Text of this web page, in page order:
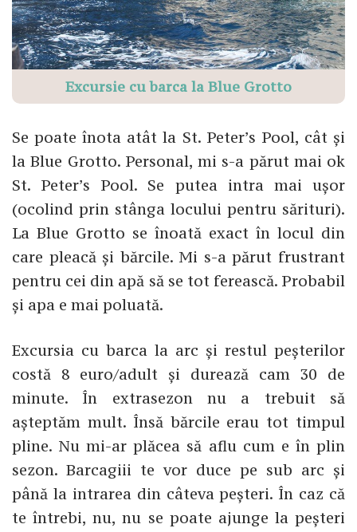
Excursie cu barca la Blue Grotto
Se poate înota atât la St. Peter’s Pool, cât și
la Blue Grotto. Personal, mi s-a părut mai ok
St. Peter’s Pool. Se putea intra mai ușor
(ocolind prin stânga locului pentru sărituri).
La Blue Grotto se înoată exact în locul din
care pleacă și bărcile. Mi s-a părut frustrant
pentru cei din apă să se tot ferească. Probabil
și apa e mai poluată.
Excursia cu barca la arc și restul peșterilor
costă 8 euro/adult și durează cam 30 de
minute. În extrasezon nu a trebuit să
așteptăm mult. Însă bărcile erau tot timpul
pline. Nu mi-ar plăcea să aflu cum e în plin
sezon. Barcagiii te vor duce pe sub arc și
până la intrarea din câteva peșteri. În caz că
te întrebi, nu, nu se poate ajunge la peșteri